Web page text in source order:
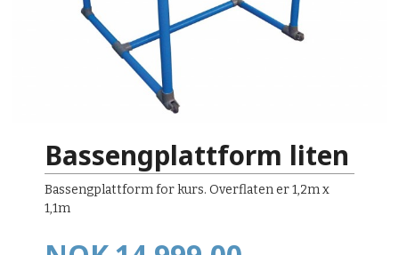
Bassengplattform liten
Bassengplattform for kurs. Overflaten er 1,2m x
1,1m